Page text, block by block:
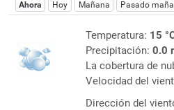
Ahora Hoy Mañana Pasado
Temperatura: 15
Precipitación: 0.0
La cobertura de
Velocidad del
Dirección del